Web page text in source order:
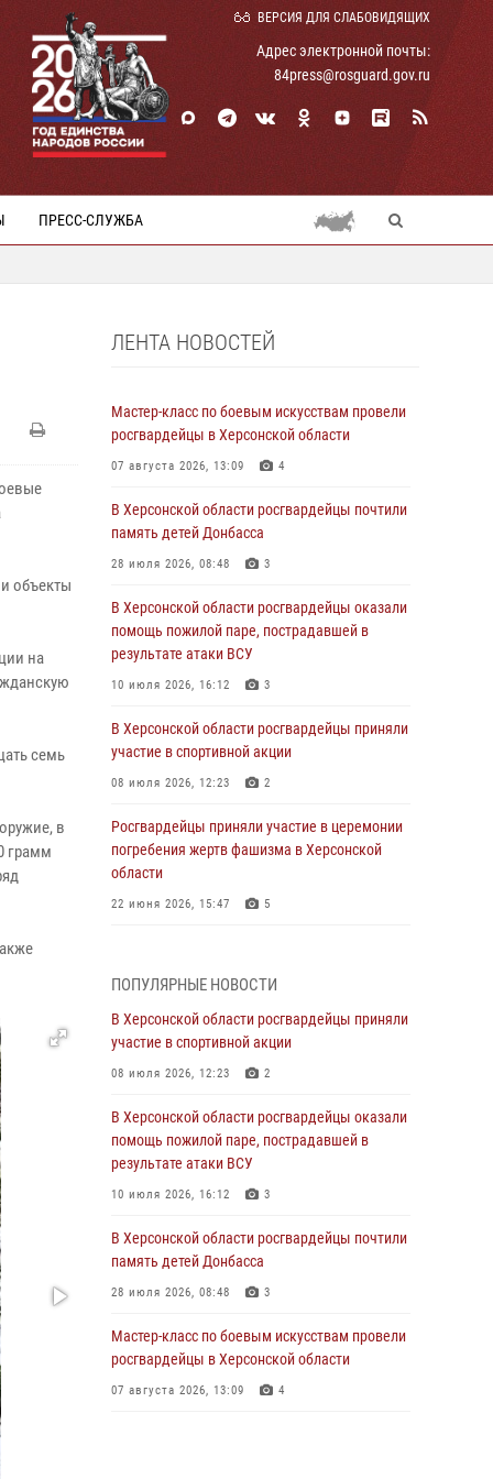
ВЕРСИЯ ДЛЯ СЛАБОВИДЯЩИХ
Адрес электронной почты:
84press@rosguard.gov.ru
ПРЕСС-СЛУЖБА
объекты
на
семь
в
грамм
ЛЕНТА НОВОСТЕЙ
Мастер-класс по боевым искусствам провели
росгвардейцы в Херсонской области
07 августа 2026, 13:09 4
В Херсонской области росгвардейцы почтили
память детей Донбасса
28 июля 2026, 08:48 3
В Херсонской области росгвардейцы оказали
помощь пожилой паре, пострадавшей в
результате атаки ВСУ
10 июля 2026, 16:12 3
В Херсонской области росгвардейцы приняли
участие в спортивной акции
08 июля 2026, 12:23 2
Росгвардейцы приняли участие в церемонии
погребения жертв фашизма в Херсонской
области
22 июня 2026, 15:47 5
праздником
20 июня 2026, 21:30 4
Директор Росгвардии Герой России генерал
военнослужащих, сотрудников и ветеранов
ведомства с Днём медицинского работника
20 июня 2026, 21:01
области заняли первое место на
международных соревнованиях
18 июня 2026, 11:46 4
Директор Росгвардии Герой России генерал
армии Виктор Золотов поздравил ветеранов
и личный состав ведомства с Днём России
ПОПУЛЯРНЫЕ НОВОСТИ
В Херсонской области росгвардейцы приняли
участие в спортивной акции
08 июля 2026, 12:23 2
В Херсонской области росгвардейцы оказали
помощь пожилой паре, пострадавшей в
результате атаки ВСУ
10 июля 2026, 16:12 3
В Херсонской области росгвардейцы почтили
память детей Донбасса
28 июля 2026, 08:48 3
Мастер-класс по боевым искусствам провели
росгвардейцы в Херсонской области
07 августа 2026, 13:09 4